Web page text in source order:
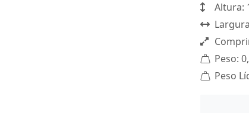
Altura:
Peso:
Peso